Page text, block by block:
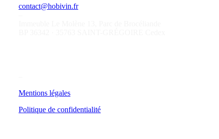
contact@hobivin.fr
Mentions légales
Politique de confidentialité